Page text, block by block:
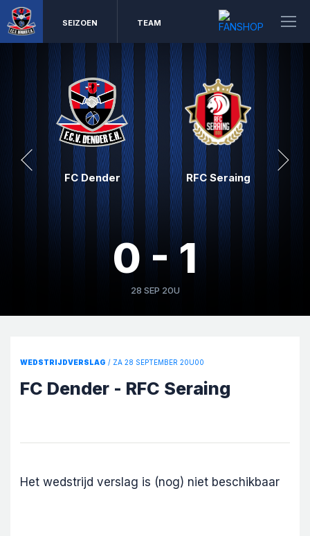
SEIZOEN TEAM
FC Dender RFC Seraing
0 - 1
28 SEP 20U
WEDSTRIJDVERSLAG / ZA 28 SEPTEMBER 20U00
FC Dender - RFC Seraing
Het wedstrijd verslag is (nog) niet beschikbaar